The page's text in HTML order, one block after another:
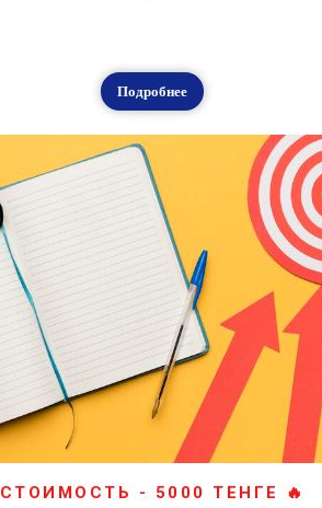
Подробнее
СТОИМОСТЬ - 5000 ТЕНГЕ 🔥